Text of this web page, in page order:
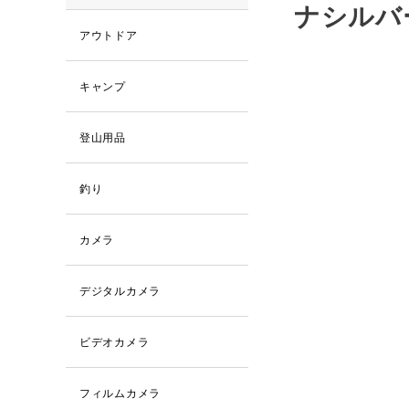
ナシルバ
アウトドア
キャンプ
登山用品
釣り
カメラ
デジタルカメラ
ビデオカメラ
フィルムカメラ